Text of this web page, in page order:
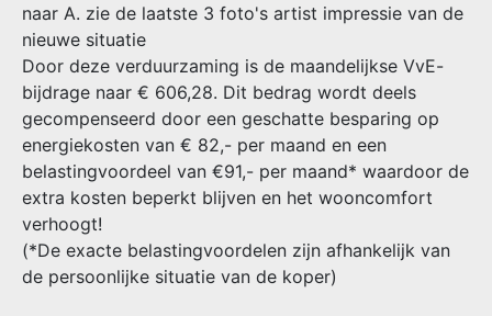
naar A. zie de laatste 3 foto's artist impressie van de
nieuwe situatie
Door deze verduurzaming is de maandelijkse VvE-
bijdrage naar € 606,28. Dit bedrag wordt deels
gecompenseerd door een geschatte besparing op
energiekosten van € 82,- per maand en een
belastingvoordeel van €91,- per maand* waardoor de
extra kosten beperkt blijven en het wooncomfort
verhoogt!
(*De exacte belastingvoordelen zijn afhankelijk van
de persoonlijke situatie van de koper)